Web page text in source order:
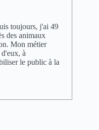
toujours, j'ai 49
des animaux
Mon métier
à
le public à la